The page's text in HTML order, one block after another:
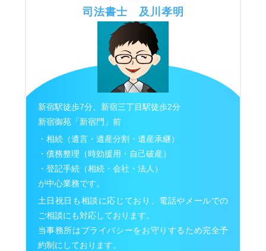
司法書士 及川孝明
新宿駅徒歩7分、新宿三丁目駅徒歩2分
新宿御苑「新宿門」前
・相続（遺言・遺産分割・遺産承継）
・債務整理（時効援用・自己破産）
・登記手続（相続・会社・法人）
が中心業務です。
土日祝日も相談に応じており、電話やメールでの
ご相談にも対応しております。
当事務所はプライバシーをお守りするため完全予
約制にしております。